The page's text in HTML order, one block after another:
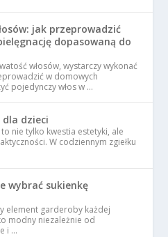
jak przeprowadzić
dopasowaną do
włosów, wystarczy wykonać
w domowych
pojedynczy włos w …
dzieci
nie tylko kwestia estetyki, ale
W codziennym zgiełku
wybrać sukienkę
element garderoby każdej
modny niezależnie od
i …